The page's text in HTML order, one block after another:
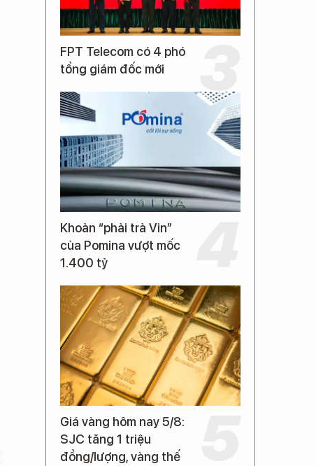
FPT Telecom có 4 phó
tổng giám đốc mới
Khoản “phải trả Vin”
của Pomina vượt mốc
1.400 tỷ
Giá vàng hôm nay 5/8:
SJC tăng 1 triệu
đồng/lượng, vàng thế